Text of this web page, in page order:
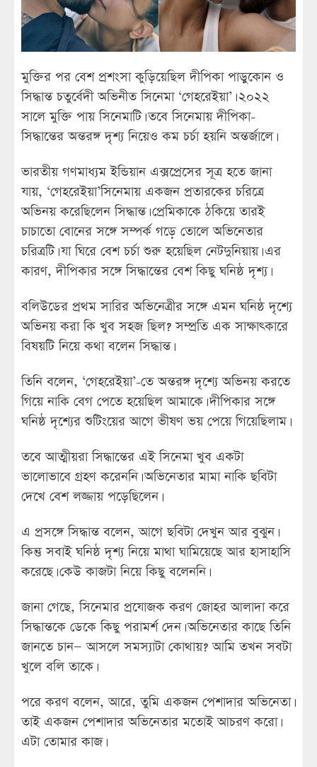
মুক্তির পর বেশ প্রশংসা কুড়িয়েছিল দীপিকা পাড়ুকোন ও
সিদ্ধান্ত চতুর্বেদী অভিনীত সিনেমা ‘গেহরেইয়া’। ২০২২
সালে মুক্তি পায় সিনেমাটি। তবে সিনেমায় দীপিকা-
সিদ্ধান্তের অন্তরঙ্গ দৃশ্য নিয়েও কম চর্চা হয়নি অন্তর্জালে।
ভারতীয় গণমাধ্যম ইন্ডিয়ান এক্সপ্রেসের সূত্র হতে জানা
যায়, ‘গেহরেইয়া’সিনেমায় একজন প্রতারকের চরিত্রে
অভিনয় করেছিলেন সিদ্ধান্ত। প্রেমিকাকে ঠকিয়ে তারই
চাচাতো বোনের সঙ্গে সম্পর্ক গড়ে তোলে অভিনেতার
চরিত্রটি। যা ঘিরে বেশ চর্চা শুরু হয়েছিল নেটদুনিয়ায়। এর
কারণ, দীপিকার সঙ্গে সিদ্ধান্তের বেশ কিছু ঘনিষ্ঠ দৃশ্য।
বলিউডের প্রথম সারির অভিনেত্রীর সঙ্গে এমন ঘনিষ্ঠ দৃশ্যে
অভিনয় করা কি খুব সহজ ছিল? সম্প্রতি এক সাক্ষাৎকারে
বিষয়টি নিয়ে কথা বলেন সিদ্ধান্ত।
তিনি বলেন, ‘গেহরেইয়া’-তে অন্তরঙ্গ দৃশ্যে অভিনয় করতে
গিয়ে নাকি বেগ পেতে হয়েছিল আমাকে। দীপিকার সঙ্গে
ঘনিষ্ঠ দৃশ্যের শুটিংয়ের আগে ভীষণ ভয় পেয়ে গিয়েছিলাম।
তবে আত্মীয়রা সিদ্ধান্তের এই সিনেমা খুব একটা
ভালোভাবে গ্রহণ করেননি। অভিনেতার মামা নাকি ছবিটা
দেখে বেশ লজ্জায় পড়েছিলেন।
এ প্রসঙ্গে সিদ্ধান্ত বলেন, আগে ছবিটা দেখুন আর বুঝুন।
কিন্তু সবাই ঘনিষ্ঠ দৃশ্য নিয়ে মাথা ঘামিয়েছে আর হাসাহাসি
করেছে। কেউ কাজটা নিয়ে কিছু বলেননি।
জানা গেছে, সিনেমার প্রযোজক করণ জোহর আলাদা করে
সিদ্ধান্তকে ডেকে কিছু পরামর্শ দেন। অভিনেতার কাছে তিনি
জানতে চান— আসলে সমস্যাটা কোথায়? আমি তখন সবটা
খুলে বলি তাকে।
পরে করণ বলেন, আরে, তুমি একজন পেশাদার অভিনেতা।
তাই একজন পেশাদার অভিনেতার মতোই আচরণ করো।
এটা তোমার কাজ।